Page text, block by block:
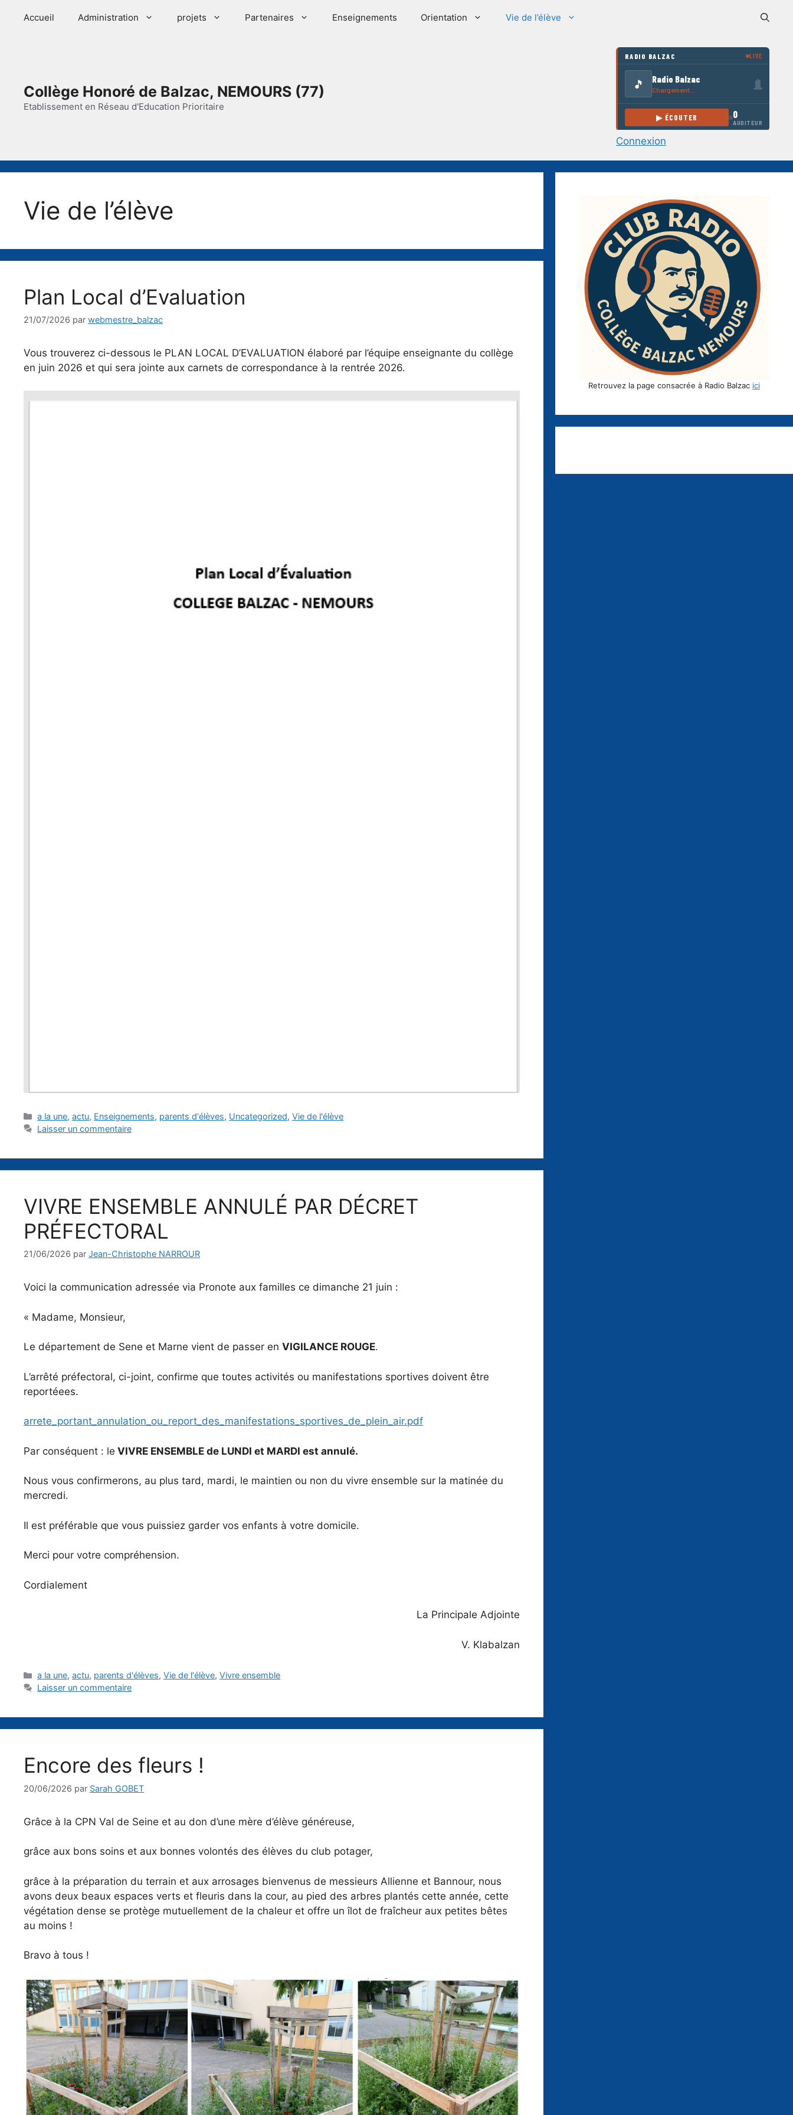
Accueil Administration projets Partenaires Enseignements Orientation Vie de l’élève
Collège Honoré de Balzac, NEMOURS (77)
Etablissement en Réseau d'Education Prioritaire
Connexion
Vie de l’élève
Plan Local d’Evaluation
21/07/2026 par webmestre_balzac
Vous trouverez ci-dessous le PLAN LOCAL D’EVALUATION élaboré par l’équipe enseignante du collège
en juin 2026 et qui sera jointe aux carnets de correspondance à la rentrée 2026.
Catégories
a la une,actu, Enseignements, parents d'élèves, Uncategorized,Vie de l'élève
Laisser un commentaire
VIVRE ENSEMBLE ANNULÉ PAR DÉCRET
PRÉFECTORAL
21/06/2026 par Jean-Christophe NARROUR
Voici la communication adressée via Pronote aux familles ce dimanche 21 juin :
« Madame, Monsieur,
Le département de Sene et Marne vient de passer en VIGILANCE ROUGE.
L’arrêté préfectoral, ci-joint, confirme que toutes activités ou manifestations sportives doivent être
reportéees.
arrete_portant_annulation_ou_report_des_manifestations_sportives_de_plein_air.pdf
Par conséquent : le VIVRE ENSEMBLE de LUNDI et MARDI est annulé.
Nous vous confirmerons, au plus tard, mardi, le maintien ou non du vivre ensemble sur la matinée du
mercredi.
Il est préférable que vous puissiez garder vos enfants à votre domicile.
Merci pour votre compréhension.
Cordialement
La Principale Adjointe
V. Klabalzan
Catégories
a la une,actu, parents d'élèves,Vie de l'élève,Vivre ensemble
Laisser un commentaire
Encore des fleurs !
20/06/2026 par Sarah GOBET
Grâce à la CPN Val de Seine et au don d’une mère d’élève généreuse,
grâce aux bons soins et aux bonnes volontés des élèves du club potager,
grâce à la préparation du terrain et aux arrosages bienvenus de messieurs Allienne et Bannour, nous
avons deux beaux espaces verts et fleuris dans la cour, au pied des arbres plantés cette année, cette
végétation dense se protège mutuellement de la chaleur et offre un îlot de fraîcheur aux petites bêtes
au moins !
Bravo à tous !
Retrouvez la page consacrée à Radio Balzac ici